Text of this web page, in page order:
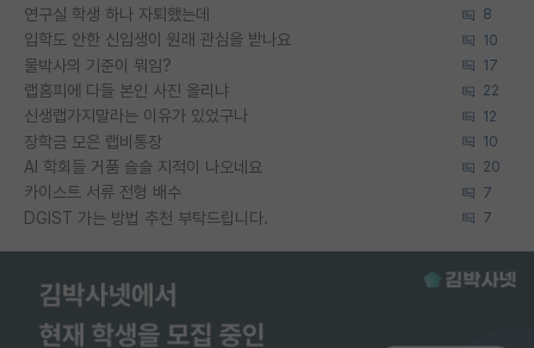
연구실 학생 하나 자퇴했는데 8
입학도 안한 신입생이 원래 관심을 받나요 10
물박사의 기준이 뭐임? 17
랩홈피에 다들 본인 사진 올리냐 22
신생랩가지말라는 이유가 있었구나 12
장학금 모은 랩비통장 10
AI 학회들 거품 슬슬 지적이 나오네요 20
카이스트 서류 전형 배수 7
DGIST 가는 방법 추천 부탁드립니다. 7